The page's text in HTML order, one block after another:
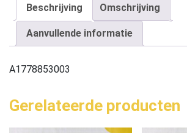
Beschrijving Omschrijving
Aanvullende informatie
A1778853003
Gerelateerde producten